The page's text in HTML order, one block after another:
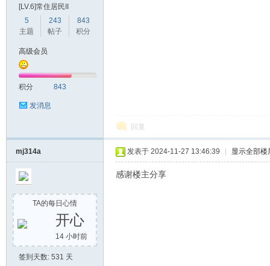
[LV.6]常住居民II
5
主题
243
帖子
843
积分
高级会员
积分 843
发消息
回复
mj314a
TA的每日心情
开心
14 小时前
签到天数: 531 天
发表于 2024-11-27 13:46:39 显示全部楼
感谢楼主分享